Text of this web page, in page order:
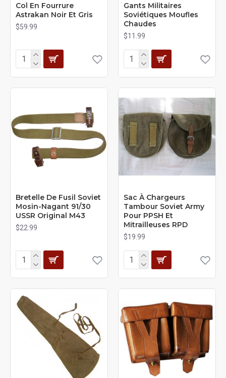
Col En Fourrure
Astrakan Noir Et Gris
$59.99
Gants Militaires
Soviétiques Moufles
Chaudes
$11.99
Bretelle De Fusil Soviet
Mosin-Nagant 91/30
USSR Original M43
$22.99
Sac À Chargeurs
Tambour Soviet Army
Pour PPSH Et
Mitrailleuses RPD
$19.99